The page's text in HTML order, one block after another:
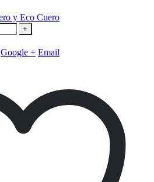
y Eco Cuero
+
Google + Email